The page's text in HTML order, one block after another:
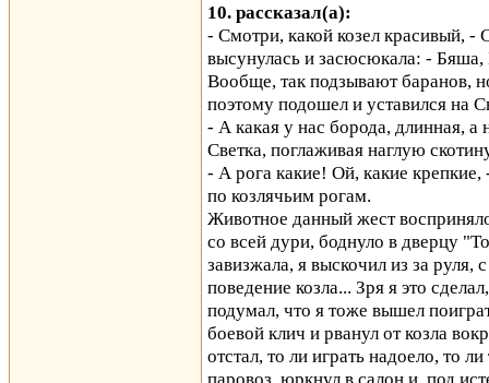
10. рассказал(а):
- Смотри, какой козел красивый, -
высунулась и засюсюкала: -
Вообще, так подзывают баранов,
поэтому подошел и уставился на
- А какая у нас борода, длинная,
Светка, поглаживая наглую
- А рога какие! Ой, какие
по козлячьим рогам.
Животное данный жест
со всей дури, боднуло в дверцу
завизжала, я выскочил из за руля,
поведение козла... Зря я это
подумал, что я тоже вышел
боевой клич и рванул от козла
отстал, то ли играть надоело, то
паровоз, юркнул в салон и, под